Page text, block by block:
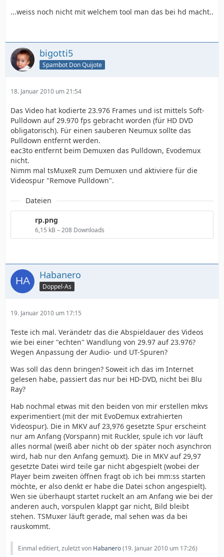
...weiss noch nicht mit welchem tool man das bei hd macht..
bigotti5
Spambot Don Quijote
18. Januar 2010 um 21:54
Das Video hat kodierte 23.976 Frames und ist mittels Soft-
Pulldown auf 29.970 fps gebracht worden (für HD DVD
obligatorisch). Für einen sauberen Neumux sollte das
Pulldown entfernt werden.
eac3to entfernt beim Demuxen das Pulldown, Evodemux
nicht.
Nimm mal tsMuxeR zum Demuxen und aktiviere für die
Videospur "Remove Pulldown".
Dateien
rp.png
6,15 kB – 208 Downloads
Habanero
Doppel-As
19. Januar 2010 um 17:15
Teste ich mal. Verändetr das die Abspieldauer des Videos
wie bei einer "echten" Wandlung von 29.97 auf 23.976?
Wegen Anpassung der Audio- und UT-Spuren?
Was soll das denn bringen? Soweit ich das im Internet
gelesen habe, passiert das nur bei HD-DVD, nicht bei Blu
Ray?
Hab nochmal etwas mit den beiden von mir erstellen mkvs
experimentiert (mit der mit EvoDemux extrahierten
Videospur). Die in MKV auf 23,976 gesetzte Spur erscheint
nur am Anfang (Vorspann) mit Ruckler, spule ich vor läuft
alles normal (weiß aber nicht ob der später noch asynchron
wird, hab nur den Anfang gemuxt). Die in MKV auf 29,97
gesetzte Datei wird teile gar nicht abgespielt (wobei der
Player beim zweiten öffnen fragt ob ich bei mm:ss starten
möchte, er also denkt er habe die Datei schon angespielt).
Wen sie überhaupt startet ruckelt an am Anfang wie bei der
anderen auch, vorspulen klappt gar nicht, Bild bleibt
stehen. TSMuxer läuft gerade, mal sehen was da bei
rauskommt.
Einmal editiert, zuletzt von Habanero(19. Januar 2010 um 17:26)